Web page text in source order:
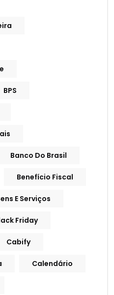
BPS
Banco Do Brasil
Benefício Fiscal
E Serviços
Friday
Cabify
Calendário